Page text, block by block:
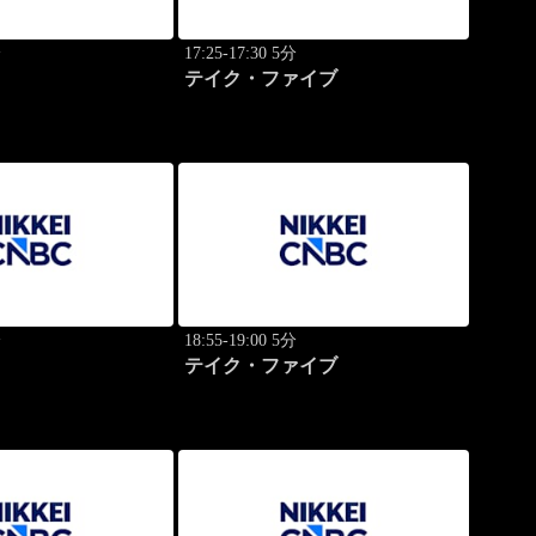
17:25-17:30 5分
テイク・ファイブ
18:55-19:00 5分
テイク・ファイブ